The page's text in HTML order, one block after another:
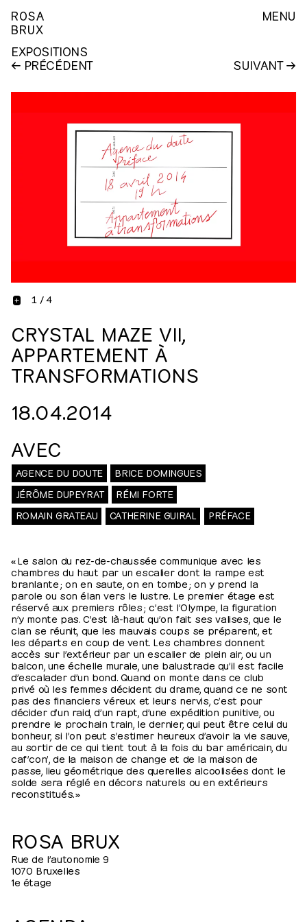
MENU
ROSA
BRUX
EXPOSITIONS
PRÉCÉDENT
SUIVANT
+ 1/
4
CRYSTAL MAZE VII,
APPARTEMENT À
TRANSFORMATIONS
18.04.2014
AVEC
AGENCE DU DOUTE
BRICE DOMINGUES
JÉRÔME DUPEYRAT
RÉMI FORTE
ROMAIN GRATEAU
CATHERINE GUIRAL PRÉFACE
« Le salon du rez-de-chaussée communique avec les
chambres du haut par un escalier dont la rampe est
branlante ; on en saute, on en tombe ; on y prend la
parole ou son élan vers le lustre. Le premier étage est
réservé aux premiers rôles ; c’est l’Olympe, la figuration
n’y monte pas. C’est là-haut qu’on fait ses valises, que le
clan se réunit, que les mauvais coups se préparent, et
les départs en coup de vent. Les chambres donnent
accès sur l’extérieur par un escalier de plein air, ou un
balcon, une échelle murale, une balustrade qu’il est facile
d’escalader d’un bond. Quand on monte dans ce club
privé où les femmes décident du drame, quand ce ne sont
pas des financiers véreux et leurs nervis, c’est pour
décider d’un raid, d’un rapt, d’une expédition punitive, ou
prendre le prochain train, le dernier, qui peut être celui du
bonheur, si l’on peut s’estimer heureux d’avoir la vie sauve,
au sortir de ce qui tient tout à la fois du bar américain, du
caf’con’, de la maison de change et de la maison de
passe, lieu géométrique des querelles alcoolisées dont le
solde sera réglé en décors naturels ou en extérieurs
reconstitués. »
ROSA BRUX
Rue de l’autonomie 9
1070 Bruxelles
1e étage